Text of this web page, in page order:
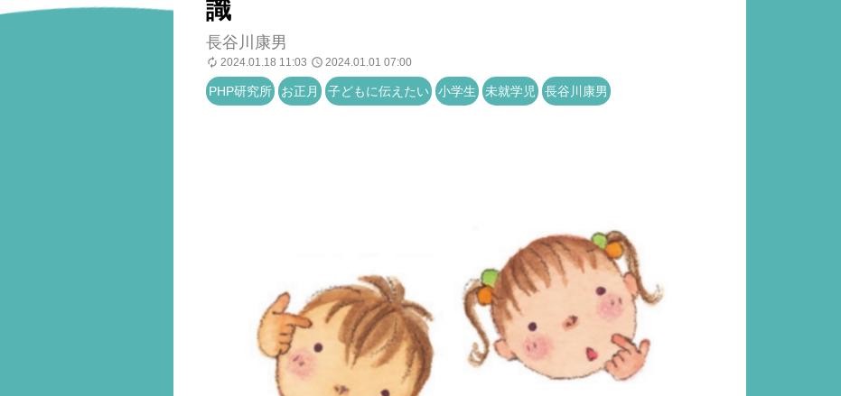
識
長谷川康男
2024.01.18 11:03 2024.01.01 07:00
PHP研究所 お正月 子どもに伝えたい 小学生 未就学児 長谷川康男